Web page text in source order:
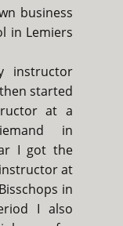
business
in Lemiers
instructor
started
at a
in
I got the
at
in
I also